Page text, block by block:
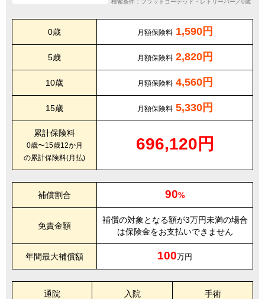
検索条件：フラットコーテッド・レトリーバー／0歳
0歳 月額保険料 1,590円
5歳 月額保険料 2,820円
10歳 月額保険料 4,560円
15歳 月額保険料 5,330円
累計保険料
0歳〜15歳12か月
の累計保険料(月払)
696,120円
補償割合 90%
免責金額
補償の対象となる額が3万円未満の場合
は保険金をお支払いできません
年間最大補償額 100万円
通院 入院 手術